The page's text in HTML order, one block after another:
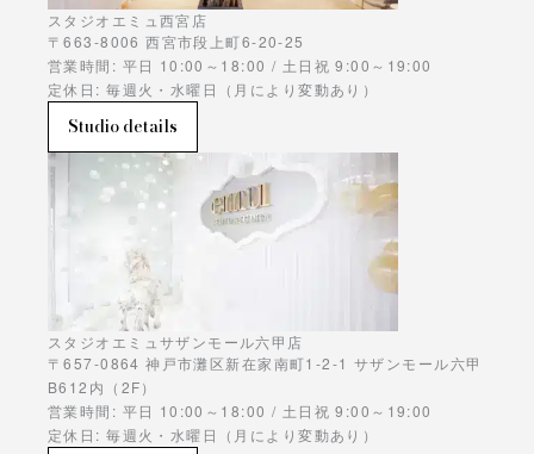
スタジオエミュ西宮店
〒663-8006 西宮市段上町6-20-25
営業時間: 平日 10:00～18:00 / 土日祝 9:00～19:00
定休日: 毎週火・水曜日（月により変動あり）
Studio details
スタジオエミュサザンモール六甲店
〒657-0864 神戸市灘区新在家南町1-2-1 サザンモール六甲
B612内（2F）
営業時間: 平日 10:00～18:00 / 土日祝 9:00～19:00
定休日: 毎週火・水曜日（月により変動あり）